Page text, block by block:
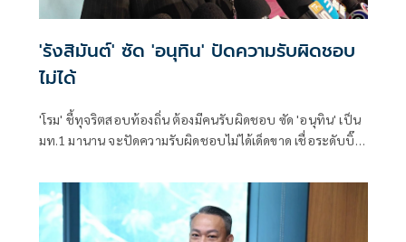
'รังสิมันต์' ซัด 'อนุทิน' ปัดความรับผิดชอบ
ไม่ได้
'โรม' ชี้ทุจริตสอบท้องถิ่น ต้องมีคนรับผิดชอบ ซัด 'อนุทิน' เป็น
มท.1 มานาน จะปัดความรับผิดชอบไม่ได้เด็ดขาด เชื่อระดับบิ๊ก
ลักษณะอื่น